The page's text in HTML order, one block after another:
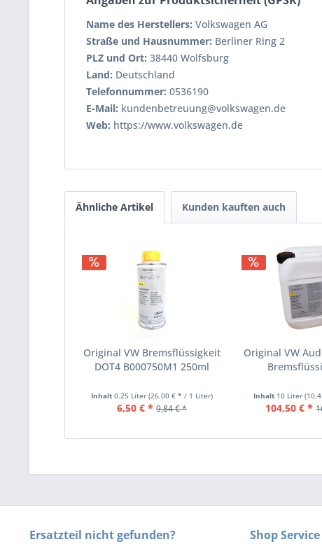
Name des Herstellers: Volkswagen AG
Straße und Hausnummer: Berliner Ring 2
PLZ und Ort: 38440 Wolfsburg
Land: Deutschland
Telefonnummer: 0536190
E-Mail: kundenbetreuung@volkswagen.de
Web: https://www.volkswagen.de
Ähnliche Artikel Kunden kauften auch
Original VW Bremsflüssigkeit
DOT4 B000750M1 250ml
Inhalt 0.25 Liter (26,00 € * / 1 Liter)
6,50 € * 9,84 € *
Original VW
Inhalt 10 Liter
104,50 € *
Ersatzteil nicht gefunden? Shop Service